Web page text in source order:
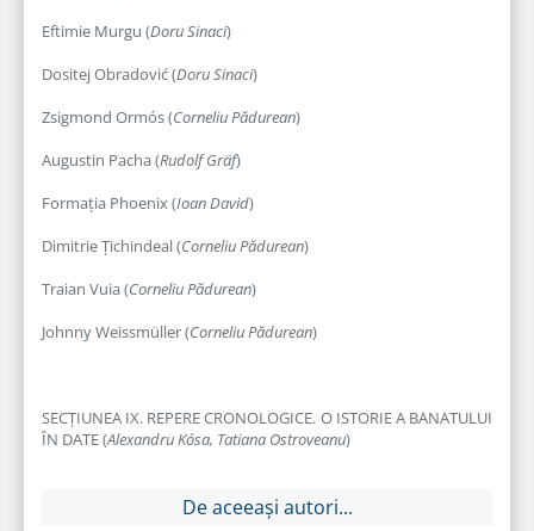
Eftimie Murgu (Doru Sinaci)
Dositej Obradović (Doru Sinaci)
Zsigmond Ormós (Corneliu Pădurean)
Augustin Pacha (Rudolf Gräf)
Formația Phoenix (Ioan David)
Dimitrie Țichindeal (Corneliu Pădurean)
Traian Vuia (Corneliu Pădurean)
Johnny Weissmüller (Corneliu Pădurean)
SECȚIUNEA IX. REPERE CRONOLOGICE. O ISTORIE A BANATULUI
ÎN DATE (Alexandru Kósa, Tatiana Ostroveanu)
De aceeași autori...